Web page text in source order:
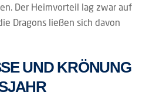
Der Heimvorteil lag zwar auf
Dragons ließen sich davon
UND KRÖNUNG